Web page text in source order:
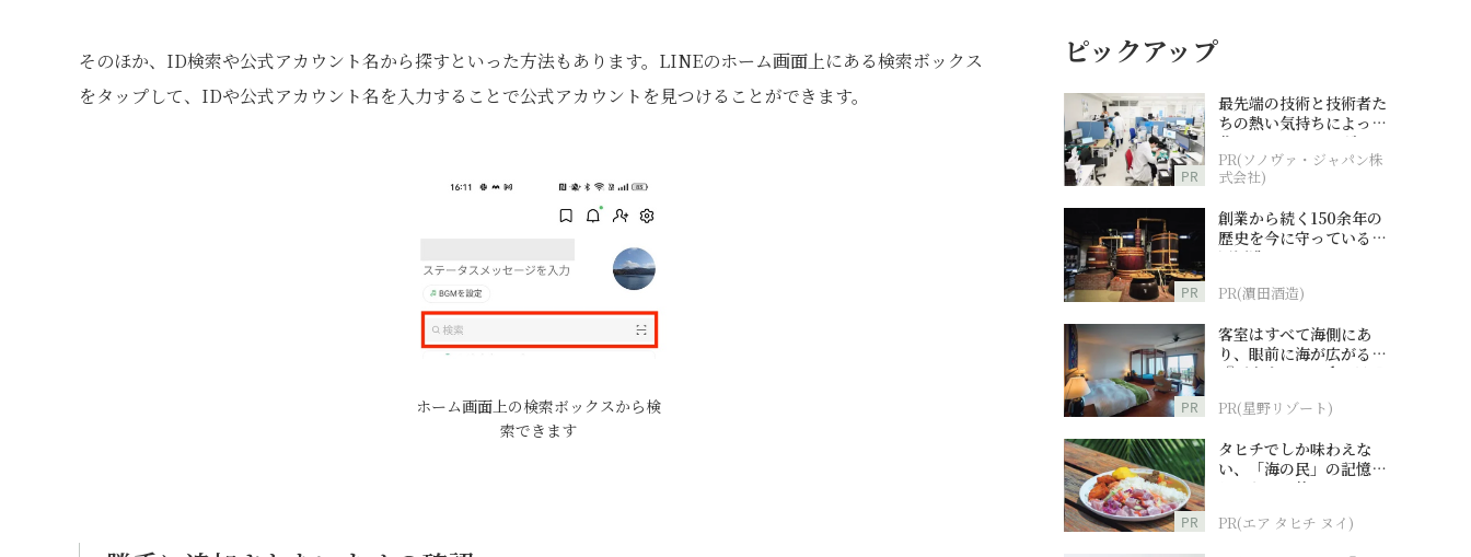
そのほか、ID検索や公式アカウント名から探すといった方法もあります。LINEのホーム画面上にある検索ボックス
をタップして、IDや公式アカウント名を入力することで公式アカウントを見つけることができます。
ホーム画面上の検索ボックスから検
索できます
ピックアップ
PR
最先端の技術と技術者た
ちの熱い気持ちによって
作られているオーダーメ
イド補聴器
PR(ソノヴァ・ジャパン株
式会社)
PR
創業から続く150余年の
歴史を今に守っている濵
田酒造
PR(濵田酒造)
PR
客室はすべて海側にあ
り、眼前に海が広がる
『西表島ホテル by 星野
PR(星野リゾート)
PR
タヒチでしか味わえな
い、「海の民」の記憶へ
とつながる旅
PR(エア タヒチ ヌイ)